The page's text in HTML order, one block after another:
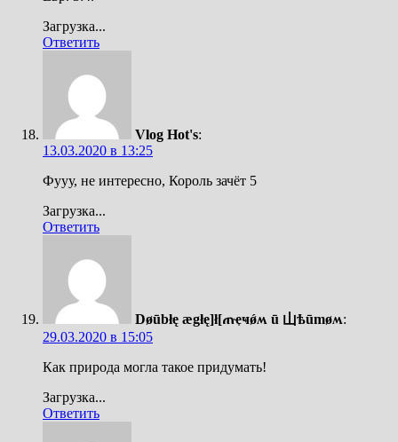
Загрузка...
Ответить
Vlog Hot's:
13.03.2020 в 13:25
Фууу, не интересно, Король зачёт 5
Загрузка...
Ответить
Døūbłę ægłę]ł[ጠҿҹǿʍ ū 山ѣūmøʍ:
29.03.2020 в 15:05
Как природа могла такое придумать!
Загрузка...
Ответить